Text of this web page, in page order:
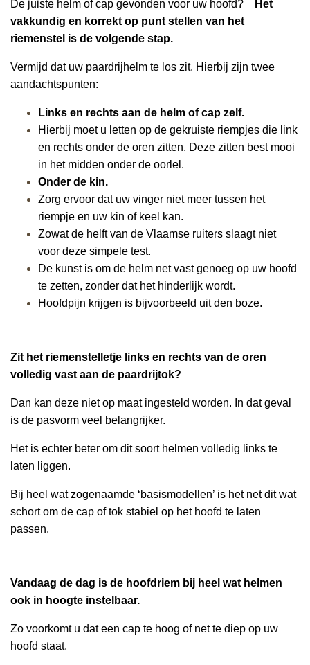
De juiste helm of cap gevonden voor uw hoofd?
Het
vakkundig en korrekt op punt stellen van het
riemenstel is de volgende stap.
Vermijd dat uw paardrijhelm te los zit. Hierbij zijn twee
aandachtspunten:
Links en rechts aan de helm of cap zelf.
Hierbij moet u letten op de gekruiste riempjes die link
en rechts onder de oren zitten. Deze zitten best mooi
in het midden onder de oorlel.
Onder de kin.
Zorg ervoor dat uw vinger niet meer tussen het
riempje en uw kin of keel kan.
Zowat de helft van de Vlaamse ruiters slaagt niet
voor deze simpele test.
De kunst is om de helm net vast genoeg op uw hoofd
te zetten, zonder dat het hinderlijk wordt.
Hoofdpijn krijgen is bijvoorbeeld uit den boze.
Zit het riemenstelletje links en rechts van de oren
volledig vast aan de paardrijtok?
Dan kan deze niet op maat ingesteld worden. In dat geval
is de pasvorm veel belangrijker.
Het is echter beter om dit soort helmen volledig links te
laten liggen.
Bij heel wat zogenaamde ‘basismodellen’ is het net dit wat
schort om de cap of tok stabiel op het hoofd te laten
passen.
Vandaag de dag is de hoofdriem bij heel wat helmen
ook in hoogte instelbaar.
Zo voorkomt u dat een cap te hoog of net te diep op uw
hoofd staat.